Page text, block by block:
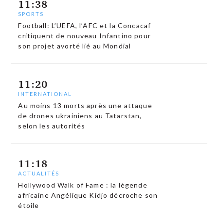
11:38
SPORTS
Football: L’UEFA, l’AFC et la Concacaf
critiquent de nouveau Infantino pour
son projet avorté lié au Mondial
11:20
INTERNATIONAL
Au moins 13 morts après une attaque
de drones ukrainiens au Tatarstan,
selon les autorités
11:18
ACTUALITÉS
Hollywood Walk of Fame : la légende
africaine Angélique Kidjo décroche son
étoile